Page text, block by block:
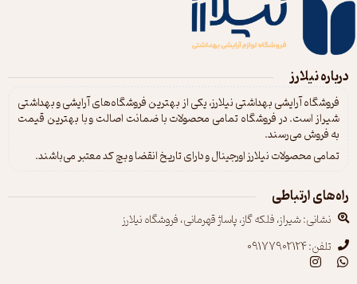
درباره نیلارز
فروشگاه آرایشی بهداشتی نیلارز، یکی از بهترین فروشگاه‌های آرایشی و بهداشتی
شیراز است. در فروشگاه تمامی محصولات با ضمانت اصالت و با بهترین قیمت
به فروش می‌رسند.
تمامی محصولات نیلارز اورجینال و دارای تاریخ انقضا و بچ کد معتبر می‌باشند.
راه‌های ارتباطی
نشانی: شیراز، فلکه گاز، پاساژ قهرمانی، فروشگاه نیلارز
تلفن: 09177902124